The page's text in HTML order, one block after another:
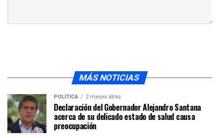
MÁS NOTICIAS
POLÍTICA 2 meses atrás
Declaración del Gobernador Alejandro Santana
acerca de su delicado estado de salud causa
preocupación